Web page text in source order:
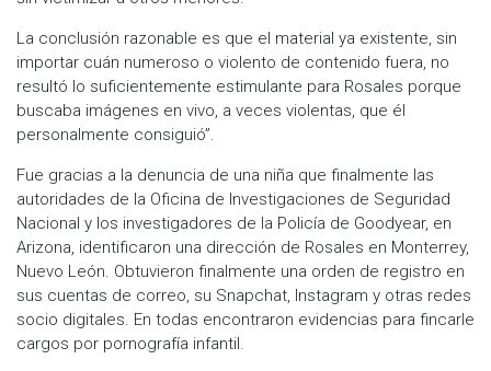
La conclusión razonable es que el material ya existente, sin
importar cuán numeroso o violento de contenido fuera, no
resultó lo suficientemente estimulante para Rosales porque
buscaba imágenes en vivo, a veces violentas, que él
personalmente consiguió”.
Fue gracias a la denuncia de una niña que finalmente las
autoridades de la Oficina de Investigaciones de Seguridad
Nacional y los investigadores de la Policía de Goodyear, en
Arizona, identificaron una dirección de Rosales en Monterrey,
Nuevo León. Obtuvieron finalmente una orden de registro en
sus cuentas de correo, su Snapchat, Instagram y otras redes
socio digitales. En todas encontraron evidencias para fincarle
cargos por pornografía infantil.